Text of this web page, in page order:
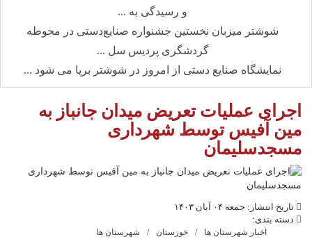
و رسیدگی به ...
شوشتر میزبان نخستین جشنواره صنایع‌دستی در محوطه
گردشگری پردیس سل ...
نمایشگاه صنایع دستی از امروز در شوشتر برپا می شود ...
اجرای عملیات تعریض میدان جانباز به
مین آفیس توسط شهرداری
مسجدسلیمان
تاریخ انتشار: جمعه ۰۴ آبان ۱۴۰۳
دسته بندی:
اخبار شهرستان ها خوزستان شهرستان ها